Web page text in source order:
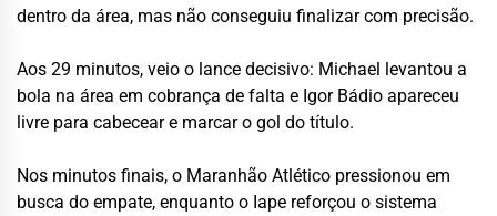
dentro da área, mas não conseguiu finalizar com precisão.
Aos 29 minutos, veio o lance decisivo: Michael levantou a
bola na área em cobrança de falta e Igor Bádio apareceu
livre para cabecear e marcar o gol do título.
Nos minutos finais, o Maranhão Atlético pressionou em
busca do empate, enquanto o Iape reforçou o sistema